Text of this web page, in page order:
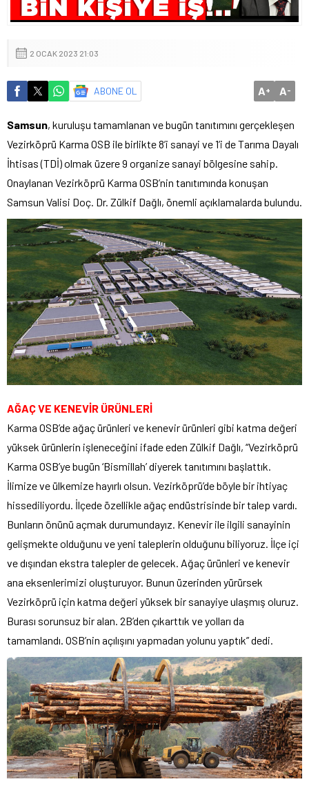
2 OCAK 2023 21:03
ABONE OL A+ A-
Samsun, kuruluşu tamamlanan ve bugün tanıtımını gerçekleşen
Vezirköprü Karma OSB ile birlikte 8’i sanayi ve 1’i de Tarıma Dayalı
İhtisas (TDİ) olmak üzere 9 organize sanayi bölgesine sahip.
Onaylanan Vezirköprü Karma OSB’nin tanıtımında konuşan
Samsun Valisi Doç. Dr. Zülkif Dağlı, önemli açıklamalarda bulundu.
AĞAÇ VE KENEVİR ÜRÜNLERİ
Karma OSB’de ağaç ürünleri ve kenevir ürünleri gibi katma değeri
yüksek ürünlerin işleneceğini ifade eden Zülkif Dağlı, “Vezirköprü
Karma OSB’ye bugün ‘Bismillah’ diyerek tanıtımını başlattık.
İlimize ve ülkemize hayırlı olsun. Vezirköprü’de böyle bir ihtiyaç
hissediliyordu. İlçede özellikle ağaç endüstrisinde bir talep vardı.
Bunların önünü açmak durumundayız. Kenevir ile ilgili sanayinin
gelişmekte olduğunu ve yeni taleplerin olduğunu biliyoruz. İlçe içi
ve dışından ekstra talepler de gelecek. Ağaç ürünleri ve kenevir
ana eksenlerimizi oluşturuyor. Bunun üzerinden yürürsek
Vezirköprü için katma değeri yüksek bir sanayiye ulaşmış oluruz.
Burası sorunsuz bir alan. 2B’den çıkarttık ve yolları da
tamamlandı. OSB’nin açılışını yapmadan yolunu yaptık” dedi.